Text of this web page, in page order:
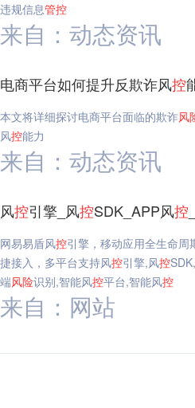
违规信息管控
来自：动态资讯
电商平台如何提升反欺诈风控
本文将详细探讨电商平台面临的欺诈风
风控能力
来自：动态资讯
风控引擎_风控SDK_APP风控
网易易盾风控引擎，移动应用全生命周
捷接入，多平台支持风控引擎,风控
端风险识别,智能风控平台,智能风控
来自：网站